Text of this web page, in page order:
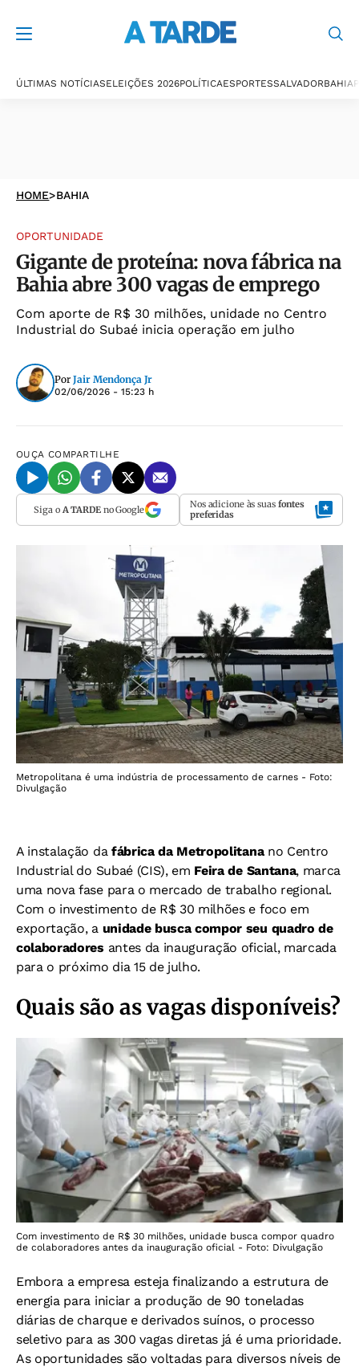
ÚLTIMAS NOTÍCIASELEIÇÕES 2026POLÍTICAESPORTESSALVADORBAHIA
HOME>BAHIA
OPORTUNIDADE
Gigante de proteína: nova fábrica na
Bahia abre 300 vagas de emprego
Com aporte de R$ 30 milhões, unidade no Centro
Industrial do Subaé inicia operação em julho
Por Jair Mendonça Jr
02/06/2026 - 15:23 h
OUÇA COMPARTILHE
Siga o A TARDEno Google Nos adicione às suas fontes
preferidas
Metropolitana é uma indústria de processamento de carnes - Foto:
Divulgação
A instalação da fábrica da Metropolitanano Centro
Industrial do Subaé (CIS), em Feira de Santana, marca
uma nova fase para o mercado de trabalho regional.
Com o investimento de R$ 30 milhões e foco em
exportação, a unidade busca compor seu quadro de
colaboradores antes da inauguração oficial, marcada
para o próximo dia 15 de julho.
Quais são as vagas disponíveis?
Com investimento de R$ 30 milhões, unidade busca compor quadro
de colaboradores antes da inauguração oficial - Foto: Divulgação
Embora a empresa esteja finalizando a estrutura de
energia para iniciar a produção de 90 toneladas
diárias de charque e derivados suínos, o processo
seletivo para as 300 vagas diretas já é uma prioridade.
As oportunidades são voltadas para diversos níveis de